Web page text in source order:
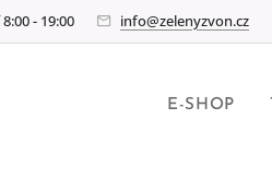
- 19:00 info@zelenyzvon.cz
E-SHOP